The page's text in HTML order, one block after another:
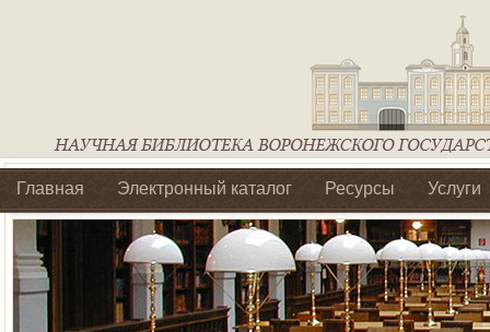
Главная Электронный каталог Ресурсы Услуги
Библиотеки регионального отделения Ассоциации